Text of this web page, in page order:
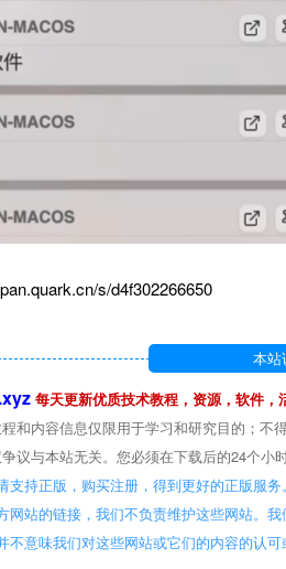
s/d4f302266650
本站
每天更新优质技术教程，资源，软件，
和内容信息仅限用于学习和研究目的；不
议与本站无关。您必须在下载后的24个小
支持正版，购买注册，得到更好的正版服务。
网站的链接，我们不负责维护这些网站。我
不意味我们对这些网站或它们的内容的认